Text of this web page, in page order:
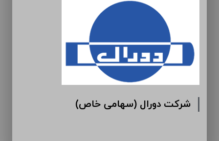
شرکت دورال (سهامی خاص)